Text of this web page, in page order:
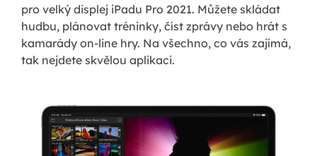
pro velký displej iPadu Pro 2021. Můžete skládat
hudbu, plánovat tréninky, číst zprávy nebo hrát s
kamarády on-line hry. Na všechno, co vás zajímá,
tak nejdete skvělou aplikaci.